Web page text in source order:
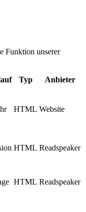
Funktion unserer
Typ Anbieter
HTML Website
HTML Readspeaker
HTML Readspeaker